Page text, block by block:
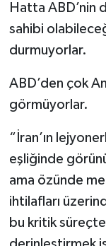
Hatta ABD’nin
sahibi
durmuyorlar.
ABD’den çok
görmüyorlar.
“İran’ın
eşliğinde
ama özünde
ihtilafları
bu kritik süreçte